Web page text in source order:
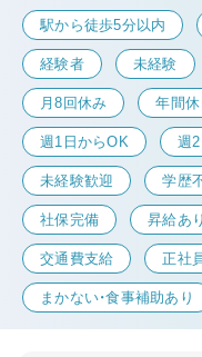
駅から徒歩5分以内
経験者 未経験
月8回休み 年間
週1日からOK 週2
未経験歓迎 学歴
社保完備 昇給あり
交通費支給 正社
まかない・食事補助あり